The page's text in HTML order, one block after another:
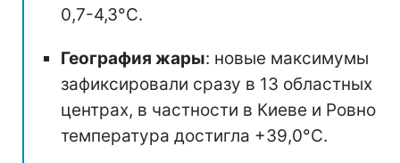
0,7-4,3°C.
География жары: новые максимумы
зафиксировали сразу в 13 областных
центрах, в частности в Киеве и Ровно
температура достигла +39,0°C.